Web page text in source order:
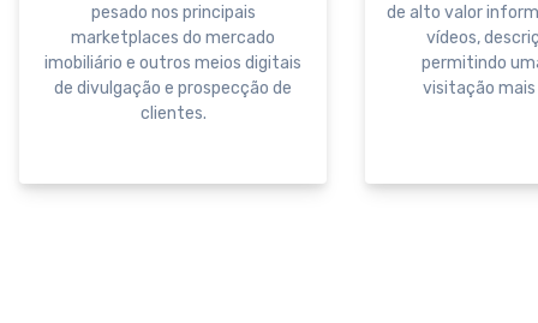
pesado nos principais
marketplaces do mercado
imobiliário e outros meios digitais
de divulgação e prospecção de
clientes.
de alto valor
vídeos,
permitindo
visitação